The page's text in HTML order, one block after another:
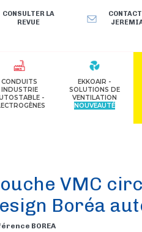
CONSULTER LA
REVUE
CONDUITS
INDUSTRIE
-
EKKOAIR -
SOLUTIONS DE
VENTILATION
NOUVEAUTÉ
VMC
Boréa
BOREA